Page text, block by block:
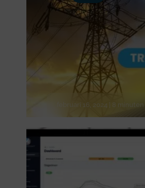
februari 16, 2024 | 8 minuten